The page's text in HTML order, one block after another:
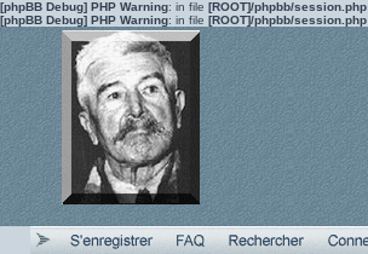
[phpBB Debug] PHP Warning: in file [ROOT]/phpbb/session.php
[phpBB Debug] PHP Warning: in file [ROOT]/phpbb/session.php